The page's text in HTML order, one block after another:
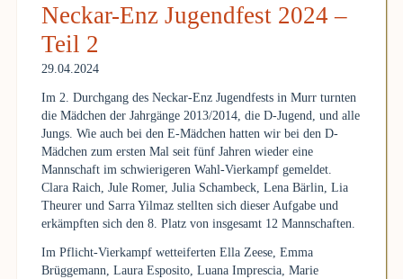
Neckar-Enz Jugendfest 2024 –
Teil 2
29.04.2024
Im 2. Durchgang des Neckar-Enz Jugendfests in Murr turnten
die Mädchen der Jahrgänge 2013/2014, die D-Jugend, und alle
Jungs. Wie auch bei den E-Mädchen hatten wir bei den D-
Mädchen zum ersten Mal seit fünf Jahren wieder eine
Mannschaft im schwierigeren Wahl-Vierkampf gemeldet.
Clara Raich, Jule Romer, Julia Schambeck, Lena Bärlin, Lia
Theurer und Sarra Yilmaz stellten sich dieser Aufgabe und
erkämpften sich den 8. Platz von insgesamt 12 Mannschaften.
Im Pflicht-Vierkampf wetteiferten Ella Zeese, Emma
Brüggemann, Laura Esposito, Luana Imprescia, Marie